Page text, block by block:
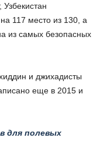
Узбекистан
117 место из 130, а
из самых безопасных
и джихадисты
еще в 2015 и
для полевых